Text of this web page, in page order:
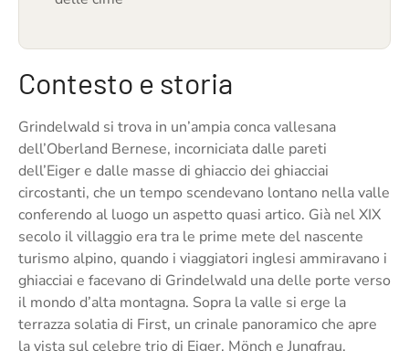
Contesto e storia
Grindelwald si trova in un’ampia conca vallesana
dell’Oberland Bernese, incorniciata dalle pareti
dell’Eiger e dalle masse di ghiaccio dei ghiacciai
circostanti, che un tempo scendevano lontano nella valle
conferendo al luogo un aspetto quasi artico. Già nel XIX
secolo il villaggio era tra le prime mete del nascente
turismo alpino, quando i viaggiatori inglesi ammiravano i
ghiacciai e facevano di Grindelwald una delle porte verso
il mondo d’alta montagna. Sopra la valle si erge la
terrazza solatia di First, un crinale panoramico che apre
la vista sul celebre trio di Eiger, Mönch e Jungfrau.